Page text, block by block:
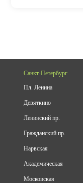
Санкт-Петербург
Пл. Ленина
Девяткино
Ленинский пр.
Гражданский пр.
Нарвская
Академическая
Московская